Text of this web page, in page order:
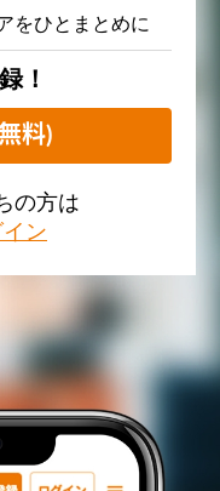
をひとまとめに
！
料)
の方は
ン